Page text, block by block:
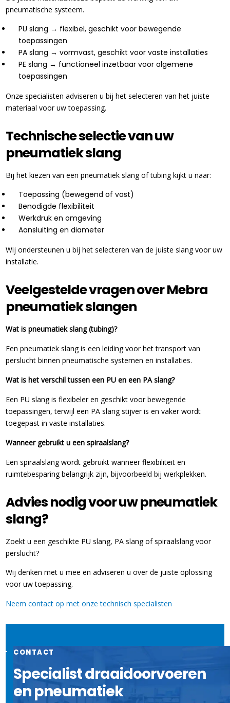
pneumatische systeem.
PU slang → flexibel, geschikt voor bewegende
toepassingen
PA slang → vormvast, geschikt voor vaste installaties
PE slang → functioneel inzetbaar voor algemene
toepassingen
Onze specialisten adviseren u bij het selecteren van het juiste
materiaal voor uw toepassing.
Technische selectie van uw
pneumatiek slang
Bij het kiezen van een pneumatiek slang of tubing kijkt u naar:
Toepassing (bewegend of vast)
Benodigde flexibiliteit
Werkdruk en omgeving
Aansluiting en diameter
Wij ondersteunen u bij het selecteren van de juiste slang voor uw
installatie.
Veelgestelde vragen over Mebra
pneumatiek slangen
Wat is pneumatiek slang (tubing)?
Een pneumatiek slang is een leiding voor het transport van
perslucht binnen pneumatische systemen en installaties.
Wat is het verschil tussen een PU en een PA slang?
Een PU slang is flexibeler en geschikt voor bewegende
toepassingen, terwijl een PA slang stijver is en vaker wordt
toegepast in vaste installaties.
Wanneer gebruikt u een spiraalslang?
Een spiraalslang wordt gebruikt wanneer flexibiliteit en
ruimtebesparing belangrijk zijn, bijvoorbeeld bij werkplekken.
Advies nodig voor uw pneumatiek
slang?
Zoekt u een geschikte PU slang, PA slang of spiraalslang voor
perslucht?
Wij denken met u mee en adviseren u over de juiste oplossing
voor uw toepassing.
Neem contact op met onze technisch specialisten
CONTACT
Specialist draaidoorvoeren
en pneumatiek